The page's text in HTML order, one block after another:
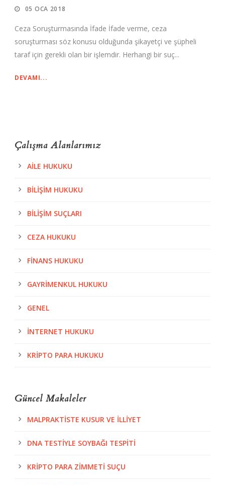
05 OCA 2018
Ceza Soruşturmasında İfade İfade verme, ceza
soruşturması söz konusu olduğunda şikayetçi ve şüpheli
taraf için gerekli olan bir işlemdir. Herhangi bir suç...
DEVAMI...
Çalışma Alanlarımız
AILE HUKUKU
BILIŞIM HUKUKU
BILIŞIM SUÇLARI
CEZA HUKUKU
FINANS HUKUKU
GAYRIMENKUL HUKUKU
GENEL
İNTERNET HUKUKU
KRIPTO PARA HUKUKU
Güncel Makaleler
MALPRAKTISTE KUSUR VE İLLIYET
DNA TESTIYLE SOYBAĞI TESPITI
KRIPTO PARA ZIMMETI SUÇU